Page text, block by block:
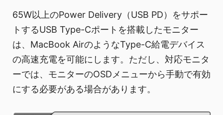
65W以上のPower Delivery（USB PD）をサポー
トするUSB Type-Cポートを搭載したモニター
は、MacBook AirのようなType-C給電デバイス
の高速充電を可能にします。ただし、対応モニタ
ーでは、モニターのOSDメニューから手動で有効
にする必要がある場合があります。